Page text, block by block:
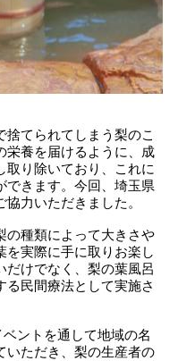
捨てられてしまう梨のこ
栄養を届けるように、成
取り除いており、これに
できます。今回、埼玉県
力いただきました。
の種類によって大きさや
を実際に手に取りお楽し
だけでなく、梨の葉風呂
る民間療法として実施さ
ントを通して地域の名
いただき、梨の生産者の